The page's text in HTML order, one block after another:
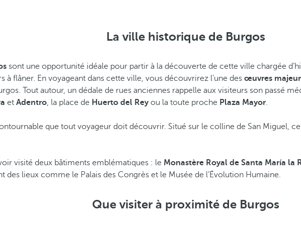
La ville historique de Burgos
sont une opportunité idéale pour partir à la découverte de cette ville chargée
à flâner. En voyageant dans cette ville, vous découvrirez l’une des œuvres
Tout autour, un dédale de rues anciennes rappelle aux visiteurs son passé
et Adentro, la place de Huerto del Reyou la toute proche Plaza Mayor.
que tout voyageur doit découvrir. Situé sur le colline de San Miguel,
visité deux bâtiments emblématiques : le Monastère Royal de Santa María la
des lieux comme le Palais des Congrès et le Musée de l’Évolution Humaine.
Que visiter à proximité de Burgos